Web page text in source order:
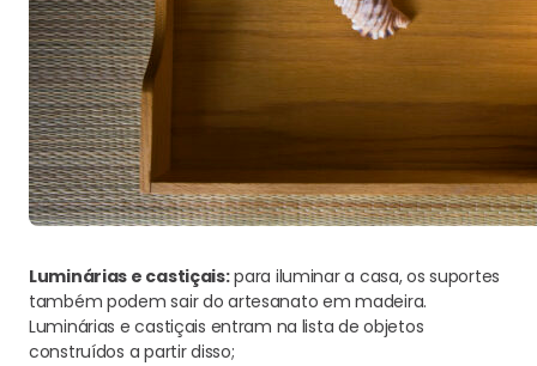
Luminárias e castiçais:para iluminar a casa, os suportes
também podem sair do artesanato em madeira.
Luminárias e castiçais entram na lista de objetos
construídos a partir disso;